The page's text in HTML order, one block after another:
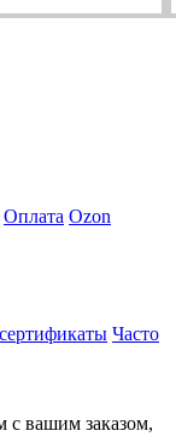
Оплата Ozon
Часто
с вашим заказом,